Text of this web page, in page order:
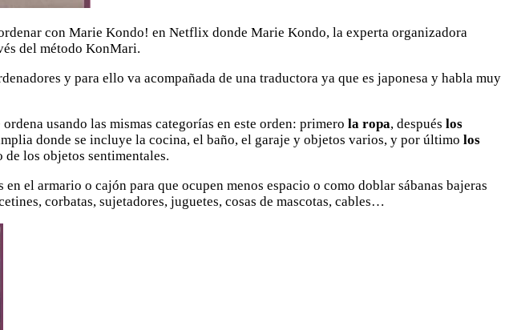
con Marie Kondo! en Netflix donde Marie Kondo, la experta organizadora
del método KonMari.
y para ello va acompañada de una traductora ya que es japonesa y habla muy
usando las mismas categorías en este orden: primero la ropa, después los
donde se incluye la cocina, el baño, el garaje y objetos varios, y por último los
de los objetos sentimentales.
el armario o cajón para que ocupen menos espacio o como doblar sábanas bajeras
corbatas, sujetadores, juguetes, cosas de mascotas, cables…